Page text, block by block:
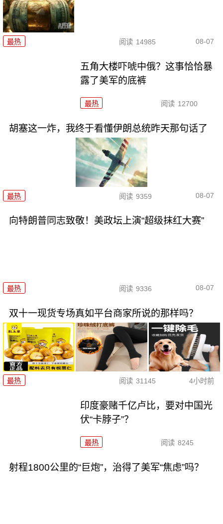
最热 阅读 14985 08-07
五角大楼吓唬中俄？这事恰恰暴
露了美军的底裤
最热 阅读 12700
胡塞这一炸，我终于看懂伊朗总统昨天那句话了
最热 阅读 9359 08-07
向特朗普同志致敬！美政坛上演“超级抹红大赛”
最热 阅读 9336 08-07
双十一现货专场真如平台商家所说的那样吗？
最热 阅读 31145 4小时前
印度豪赌千亿卢比，要对中国光
伏“卡脖子”？
最热 阅读 8245
射程1800公里的“巨炮”，治得了美军“焦虑”吗？